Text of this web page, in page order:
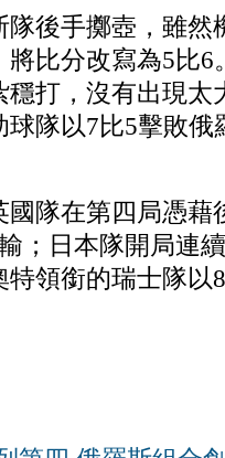
後手擲壺，雖然
比分改寫為5比6
打，沒有出現太
隊以7比5擊敗
隊在第四局憑藉
；日本隊開局連
領銜的瑞士隊以